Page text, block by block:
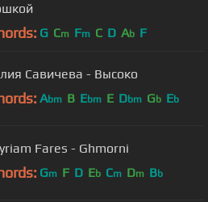
G Cm Fm C D Ab F
Савичева - Высоко
Abm B Ebm E Dbm Gb Eb
Fares - Ghmorni
Gm F D Eb Cm Dm Bb